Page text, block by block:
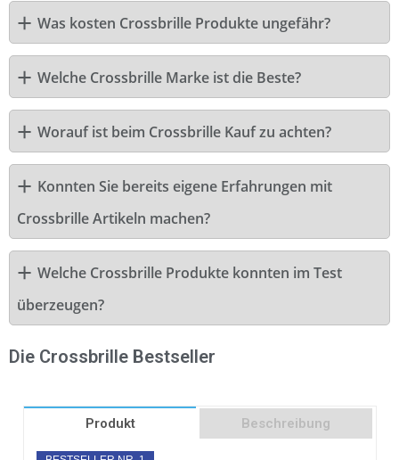
Was kosten Crossbrille Produkte ungefähr?
Welche Crossbrille Marke ist die Beste?
Worauf ist beim Crossbrille Kauf zu achten?
Konnten Sie bereits eigene Erfahrungen mit
Crossbrille Artikeln machen?
Welche Crossbrille Produkte konnten im Test
überzeugen?
Die Crossbrille Bestseller
Produkt Beschreibung